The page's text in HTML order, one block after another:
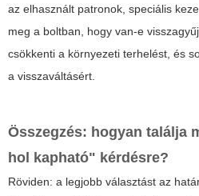
az elhasznált patronok, speciális
meg a boltban, hogy van-e
csökkenti a környezeti terhelést, és
a visszaváltásért.
Összegzés: hogyan találja
hol kapható" kérdésre?
Röviden: a legjobb választást az